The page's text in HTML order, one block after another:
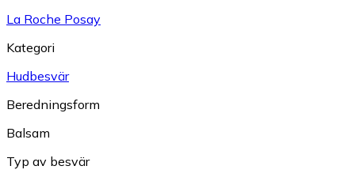
La Roche Posay
Kategori
Hudbesvär
Beredningsform
Balsam
Typ av besvär